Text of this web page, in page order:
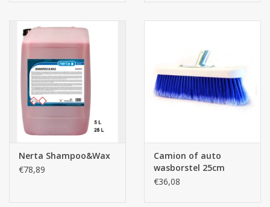
Nerta Shampoo&Wax
€78,89
Camion of auto
wasborstel 25cm
€36,08